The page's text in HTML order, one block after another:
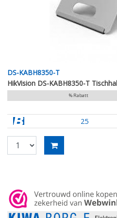
DS-KABH8350-T
HikVision DS-KABH8350-T
% Rabatt
25